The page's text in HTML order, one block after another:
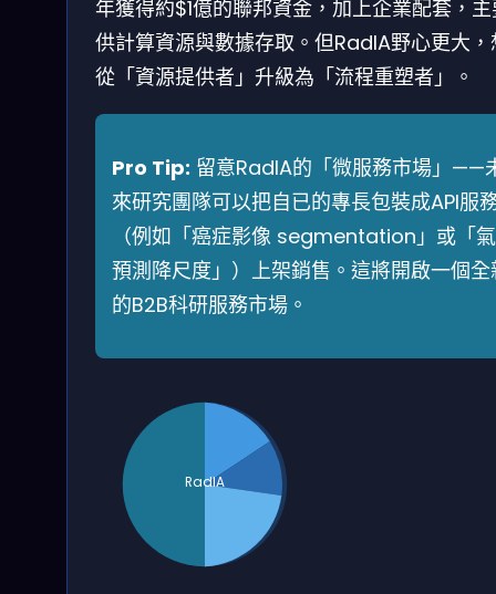
年獲得約$1億的聯邦資金，加上企業配套，
供計算資源與數據存取。但RadIA野心更大，
從「資源提供者」升級為「流程重塑者」。
Pro Tip: 留意RadIA的「微服務市場」——
來研究團隊可以把自已的專長包裝成API服
（例如「癌症影像 segmentation」或「
預測降尺度」）上架銷售。這將開啟一個全
的B2B科研服務市場。
RadIA